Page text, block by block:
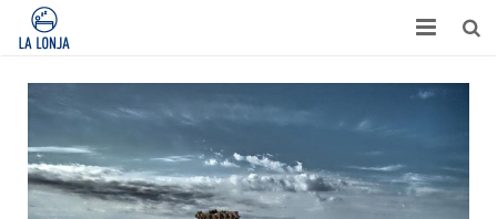
HABITACIONES
TURISMO